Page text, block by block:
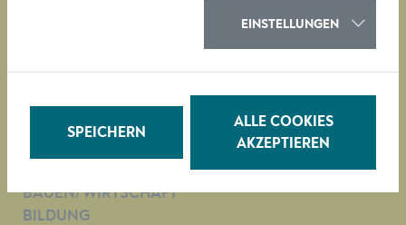
Fax +43 (0)2732/801-90 269
BAUEN/WIRTSCHAFT
BILDUNG
EINSTELLUNGEN
SPEICHERN
ALLE COOKIES
AKZEPTIEREN